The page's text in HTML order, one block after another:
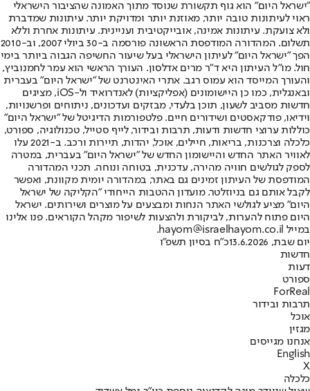
"ישראל היום" הוא גוף תקשורת שנוסד מתוך האמונה שהציבור הישראלי
ראוי לעיתונות טובה יותר, מאוזנת יותר ומדויקת יותר. עיתונות שמדברת
ולא צועקת. עיתונות אמינה, אובייקטיבית ועניינית. עיתונות אחרת וללא
תשלום. המהדורה המודפסת הראשונה פורסמה ב-30 ביולי 2007, וב-2010
הפך "ישראל היום" לעיתון הישראלי בעל שיעור החשיפה הגבוה ביותר בימי
חול. מו"ל העיתון היא ד"ר מרים אדלסון. העורך הראשי הוא עמר לחמנוביץ,
והעורך המייסד הוא עמוס רגב. אתרי האינטרנט של "ישראל היום" בעברית
ובאנגלית, כמו כן היישומונים (אפליקציות) לאנדרואיד ול-iOS, מציגים
חדשות מסביב לשעון, תוכן בלעדי, מבזקים ועדכונים, ניתוחים ופרשנויות,
וידיאו, פודקאסטים ושידורים חיים. פלטפורמות הדיגיטל של "ישראל היום"
כוללות ערוצי חדשות ודעות, תרבות ובידור, לייף סטייל, טכנולוגיה, ספורט,
כלכלה וצרכנות, בריאות, חיילים, אוכל, יהדות, תיירות ורכב. ב-2021 עלו
לאוויר האתר החדש והיישומון החדש של "ישראל היום" בעברית, במטרה
לספק לגולשים חוויה מהירה, עדכנית, בטוחה ונוחה. תכני המהדורה
המודפסת של העיתון זמינים גם באתר, במהדורה יומית מקוונת, ואפשר
לקבל אותם גם בניוזלטר. מועדון ההטבות הייחודי "הקליקה של ישראל
היום" מציע לגולשי האתר הנחות ומבצעים על מוצרים ושירותים. ישראל
היום פתוח להערות, לביקורת ולהצעות לשיפור מקהל הקוראים. פנו אלינו
במייל hayom@israelhayom.co.il.
יום שבת, 13.6.2026
כ"ח בסיון תשפ"ו
חדשות
דעות
ספורט
ForReal
תרבות ובידור
אוכל
מגזין
אנחנו מגייסים
English
X
כלכלה